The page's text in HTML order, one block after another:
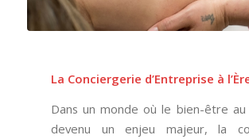
La Conciergerie d’Entreprise à
Dans un monde où le bien-être
devenu un enjeu majeur, la